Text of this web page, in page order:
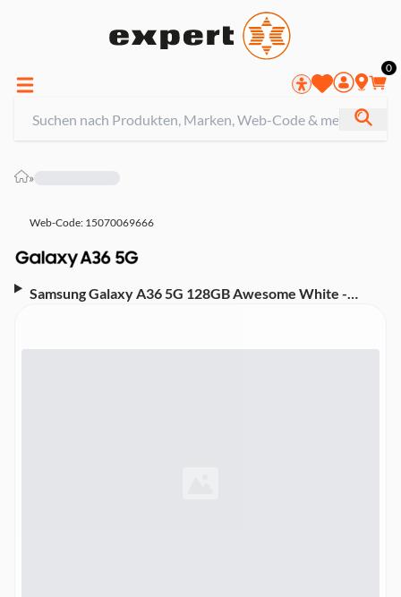
0
»
Web-Code: 15070069666
Samsung Galaxy A36 5G 128GB Awesome White -